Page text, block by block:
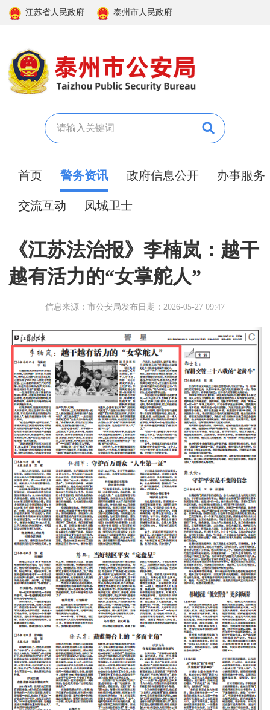
江苏省人民政府 泰州市人民政府
首页 警务资讯 政府信息公开 办事服务
交流互动 凤城卫士
《江苏法治报》李楠岚：越干
越有活力的“女掌舵人”
信息来源：市公安局发布日期：2026-05-27 09:47